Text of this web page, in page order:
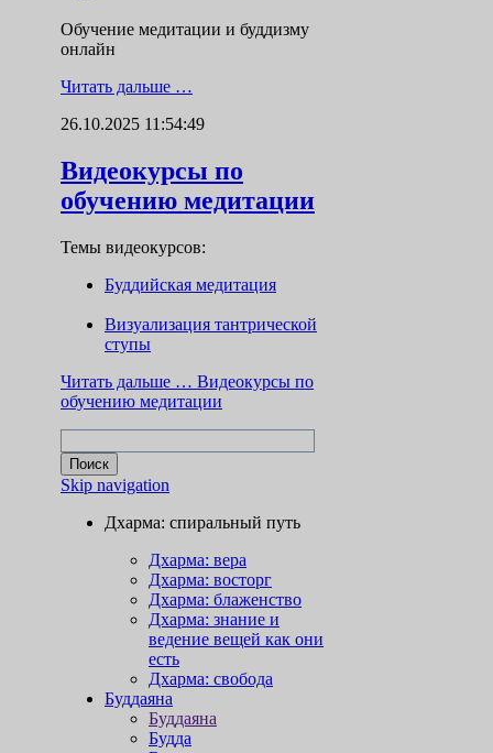
Обучение медитации и буддизму
онлайн
Читать дальше …
26.10.2025 11:54:49
Видеокурсы по
обучению медитации
Темы видеокурсов:
Буддийская медитация
Визуализация тантрической
ступы
Читать дальше … Видеокурсы по
обучению медитации
Skip navigation
Дхарма: спиральный путь
Дхарма: вера
Дхарма: восторг
Дхарма: блаженство
Дхарма: знание и
ведение вещей как они
есть
Дхарма: свобода
Буддаяна
Буддаяна
Будда